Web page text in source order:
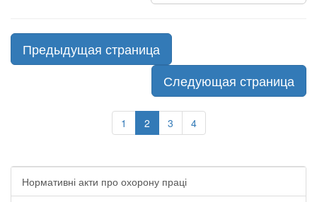
Предыдущая страница
Следующая страница
1 2 3 4
Нормативні акти про охорону праці